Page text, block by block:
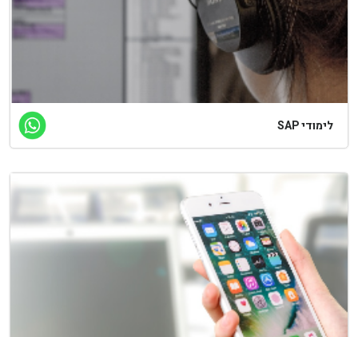
לימודי SAP